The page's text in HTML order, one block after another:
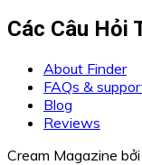
Các Câu Hỏi
About Finder
FAQs &
Blog
Reviews
Cream Magazine bởi